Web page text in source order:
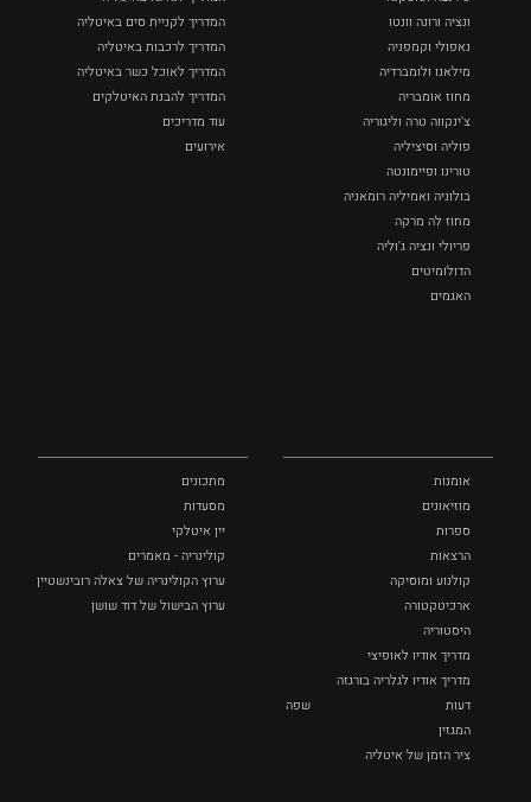
ונציה ורונה וונטו
נאפולי‏ וקמפניה
מילאנו ולומברדיה
מחוז אומבריה
צ'ינקווה טרה וליגוריה
פוליה וסיציליה ‏
טורינו ופיימונטה
בולוניה ואמיליה רומאניה
מחוז לה מרקה
פריולי ונציה ג'וליה
הדולומיטים
האגמים
המדריך לקניית סים באיטליה
המדריך לרכבות באיטליה
המדריך לאוכל כשר באיטליה
המדריך להבנת האיטלקים
עוד מדריכים
אירועים
אומנות
מוזיאונים
ספרות
הרצאות
קולנוע ומוסיקה
ארכיטקטורה
היסטוריה
מדריך אודיו לאופיצי
מדריך אודיו לגלריה בורגזה
דעות
שפה
המגזין
ציר הזמן של איטליה
מתכונים
מסעדות
יין איטלקי
קולינריה - מאמרים
ערוץ הקולינריה של צאלה רובינשטיין
ערוץ הבישול של דוד שושן